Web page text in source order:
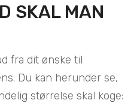
SKAL MAN
fra dit ønske til
Du kan herunder se,
størrelse skal koge: